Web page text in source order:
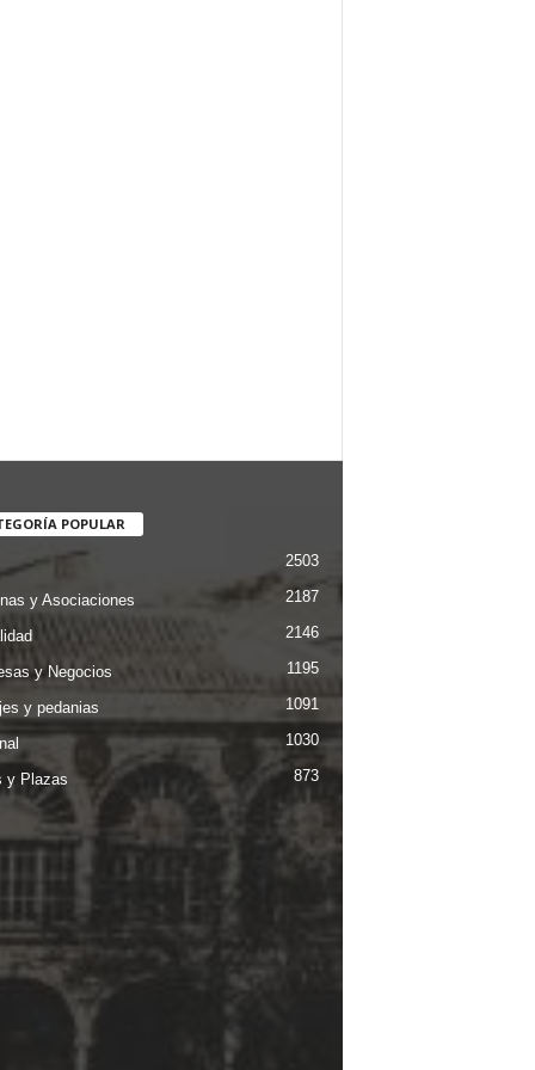
POPULAR
2503
y Asociaciones 2187
2146
y Negocios 1195
y pedanias 1091
1030
y Plazas 873